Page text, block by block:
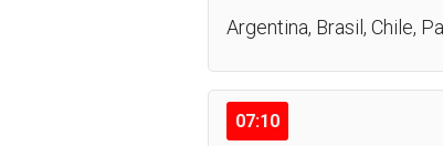
Argentina, Brasil, Chile,
07:10